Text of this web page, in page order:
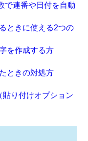
で連番や日付を自動
ときに使える2つの
を作成する方
ときの対処方
り付けオプション